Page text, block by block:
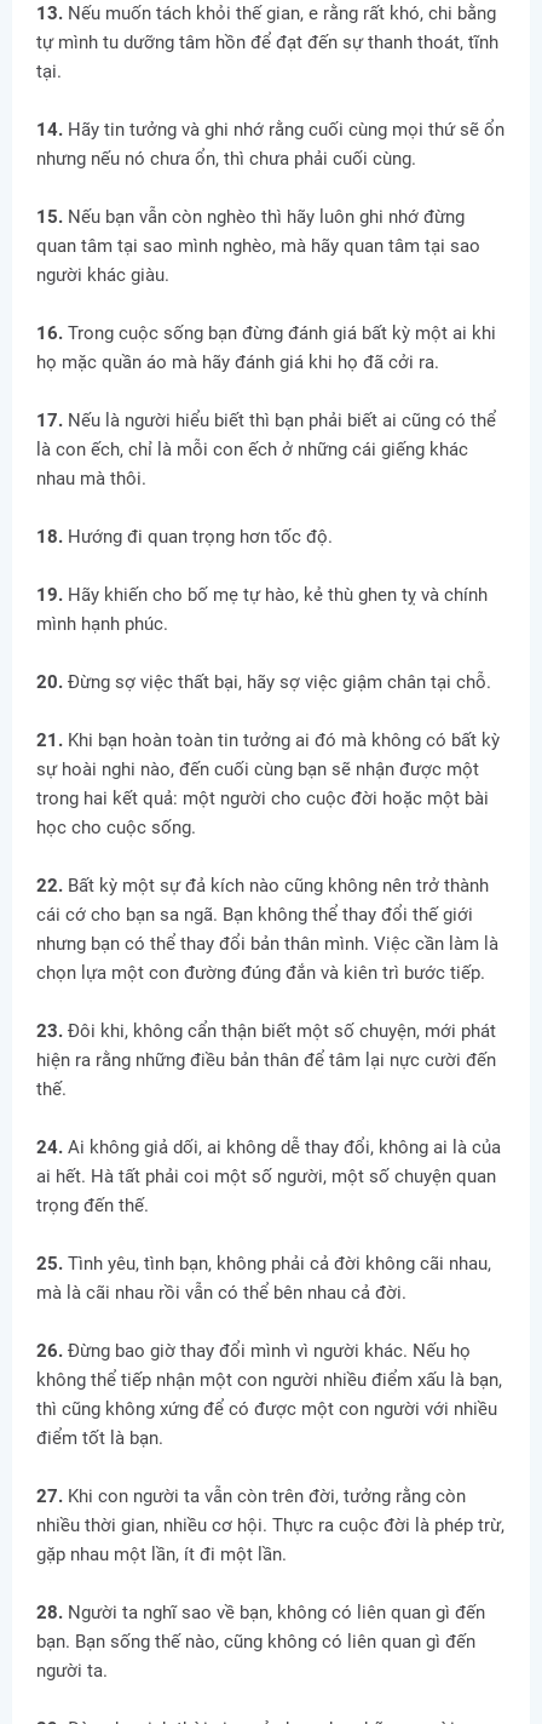
13. Nếu muốn tách khỏi thế gian, e rằng rất khó, chi bằng
tự mình tu dưỡng tâm hồn để đạt đến sự thanh thoát, tĩnh
tại.
14. Hãy tin tưởng và ghi nhớ rằng cuối cùng mọi thứ sẽ ổn
nhưng nếu nó chưa ổn, thì chưa phải cuối cùng.
15. Nếu bạn vẫn còn nghèo thì hãy luôn ghi nhớ đừng
quan tâm tại sao mình nghèo, mà hãy quan tâm tại sao
người khác giàu.
16. Trong cuộc sống bạn đừng đánh giá bất kỳ một ai khi
họ mặc quần áo mà hãy đánh giá khi họ đã cởi ra.
17. Nếu là người hiểu biết thì bạn phải biết ai cũng có thể
là con ếch, chỉ là mỗi con ếch ở những cái giếng khác
nhau mà thôi.
18. Hướng đi quan trọng hơn tốc độ.
19. Hãy khiến cho bố mẹ tự hào, kẻ thù ghen tỵ và chính
mình hạnh phúc.
20. Đừng sợ việc thất bại, hãy sợ việc giậm chân tại chỗ.
21. Khi bạn hoàn toàn tin tưởng ai đó mà không có bất kỳ
sự hoài nghi nào, đến cuối cùng bạn sẽ nhận được một
trong hai kết quả: một người cho cuộc đời hoặc một bài
học cho cuộc sống.
22. Bất kỳ một sự đả kích nào cũng không nên trở thành
cái cớ cho bạn sa ngã. Bạn không thể thay đổi thế giới
nhưng bạn có thể thay đổi bản thân mình. Việc cần làm là
chọn lựa một con đường đúng đắn và kiên trì bước tiếp.
23. Đôi khi, không cẩn thận biết một số chuyện, mới phát
hiện ra rằng những điều bản thân để tâm lại nực cười đến
thế.
24. Ai không giả dối, ai không dễ thay đổi, không ai là của
ai hết. Hà tất phải coi một số người, một số chuyện quan
trọng đến thế.
25. Tình yêu, tình bạn, không phải cả đời không cãi nhau,
mà là cãi nhau rồi vẫn có thể bên nhau cả đời.
26. Đừng bao giờ thay đổi mình vì người khác. Nếu họ
không thể tiếp nhận một con người nhiều điểm xấu là bạn,
thì cũng không xứng để có được một con người với nhiều
điểm tốt là bạn.
27. Khi con người ta vẫn còn trên đời, tưởng rằng còn
nhiều thời gian, nhiều cơ hội. Thực ra cuộc đời là phép trừ,
gặp nhau một lần, ít đi một lần.
28. Người ta nghĩ sao về bạn, không có liên quan gì đến
bạn. Bạn sống thế nào, cũng không có liên quan gì đến
người ta.